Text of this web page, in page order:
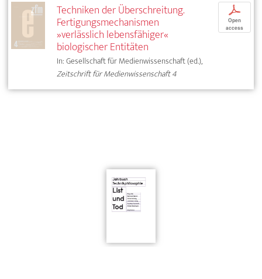
Techniken der Überschreitung.
Fertigungsmechanismen
»verlässlich lebensfähiger«
biologischer Entitäten
In: Gesellschaft für Medienwissenschaft (ed.),
Zeitschrift für Medienwissenschaft 4
p
Open
access